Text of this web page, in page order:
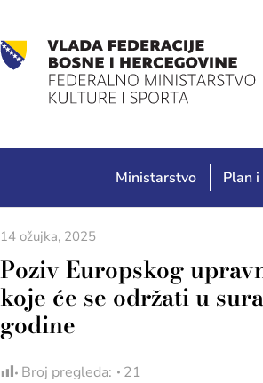
Ministarstvo Plan
14 ožujka, 2025
Poziv Europskog
koje će se održati u
godine
Broj pregleda: 21